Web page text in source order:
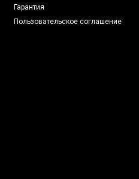
Гарантия
Пользовательское соглашение